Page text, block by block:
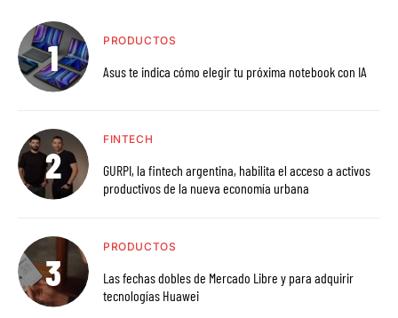
PRODUCTOS
Asus te indica cómo elegir tu próxima notebook con IA
FINTECH
GURPI, la fintech argentina, habilita el acceso a activos
productivos de la nueva economía urbana
PRODUCTOS
Las fechas dobles de Mercado Libre y para adquirir
tecnologías Huawei